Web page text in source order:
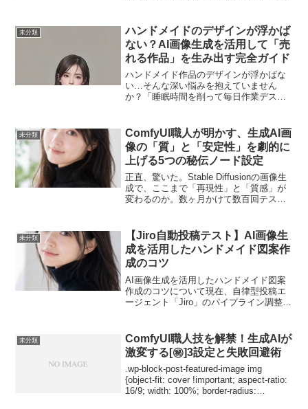
未分類
ハンドメイドのデザインが浮かば
ない？AI画像生成を活用して「売
れる作品」を生み出す完全ガイド
ハンドメイド作品のデザインが浮かばな
い…そんな深い悩みを抱えていません
か？「睡眠時間を削って毎日作業デスク
料費も時間もかけて一生懸命作った自信
作なのに、販売サイトに出品...
未分類
ComfyUI職人が明かす、生成AI画
像の「質」と「安定性」を劇的に
上げる5つの秘伝ノード設定
正直、驚いた。Stable Diffusionの画像生
成で、ここまで「再現性」と「質感」が
変わるのか。数ヶ月かけて数百回テスト
画像のクオリティは、ComfyUIの「ノ...
未分類
【Jiro自動投稿テスト】AI画像生
成を活用したハンドメイド図案作
成のコツ
AI画像生成を活用したハンドメイド図案
作成のコツについて現在、自律型投稿エ
ージェント「Jiro」のパイプライン調整・
稿となります。スケジュール機能および
REST API...
未分類
ComfyUI職人技を解禁！生成AIが
激変する[㊙]3設定と失敗回避術
.wp-block-post-featured-image img
{object-fit: cover !important; aspect-ratio:
16/9; width: 100%; border-radius: